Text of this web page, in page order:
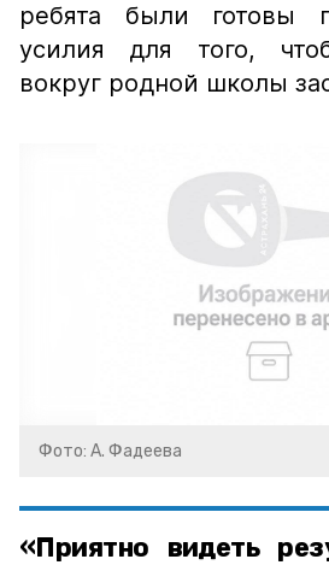
ребята были готовы
усилия для того,
вокруг родной школы
Фото: А. Фадеева
«Приятно видеть